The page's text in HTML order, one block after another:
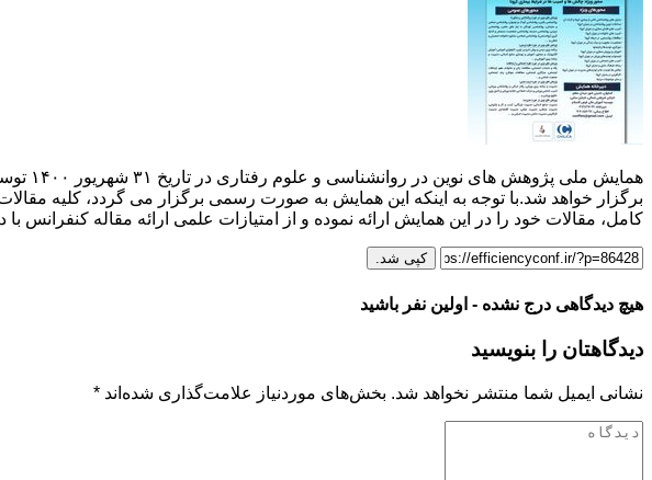
برگزار خواهد شد.با توجه به اینکه این همایش به صورت رسمی برگزار می گردد، کلیه
کامل، مقالات خود را در این همایش ارائه نموده و از امتیازات علمی ارائه مقاله کنفرانس
کپی شد.
هیچ دیدگاهی درج نشده - اولین نفر باشید
دیدگاهتان را بنویسید
نشانی ایمیل شما منتشر نخواهد شد. بخش‌های موردنیاز علامت‌گذاری شده‌اند *